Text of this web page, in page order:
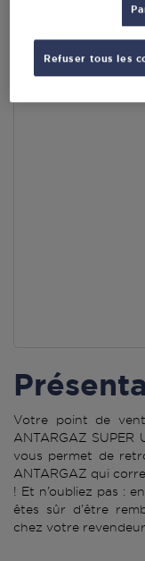
Votre point de
ANTARGAZ SUPER
vous permet de
ANTARGAZ qui
! Et n’oubliez pas :
êtes sûr d’être
chez votre
Refuser tous les